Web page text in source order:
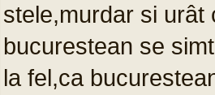
stele,murdar si
bucurestean se
la fel,ca